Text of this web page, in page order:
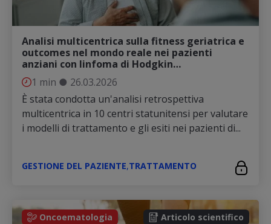
Analisi multicentrica sulla fitness geriatrica e
outcomes nel mondo reale nei pazienti
anziani con linfoma di Hodgkin…
1 min ● 26.03.2026
È stata condotta un'analisi retrospettiva
multicentrica in 10 centri statunitensi per valutare
i modelli di trattamento e gli esiti nei pazienti di...
GESTIONE DEL PAZIENTE,TRATTAMENTO
Oncoematologia Articolo scientifico